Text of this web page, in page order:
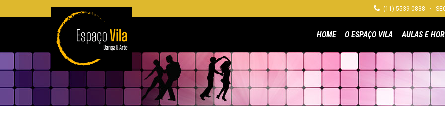
 (11) 5539-0838 ·
HOME O ESPAÇO VILA AULAS E